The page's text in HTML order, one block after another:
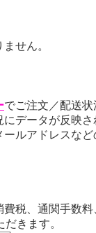
せん。
でご注文／配送
データが反映
ルアドレスな
税、通関手数
きます。